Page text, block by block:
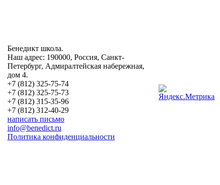
Бенедикт школа.
Наш адрес: 190000, Россия, Санкт-
Петербург, Адмиралтейская набережная,
дом 4.
+7 (812) 325-75-74
+7 (812) 325-75-73
+7 (812) 315-35-96
+7 (812) 312-40-29
написать письмо
info@benedict.ru
Политика конфиденциальности